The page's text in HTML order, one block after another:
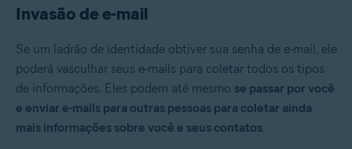
Invasão de e-mail
Se um ladrão de identidade obtiver sua senha de e-mail, ele
poderá vasculhar seus e-mails para coletar todos os tipos
de informações. Eles podem até mesmo se passar por você
e enviar e-mails para outras pessoas para coletar ainda
mais informações sobre você e seus contatos.